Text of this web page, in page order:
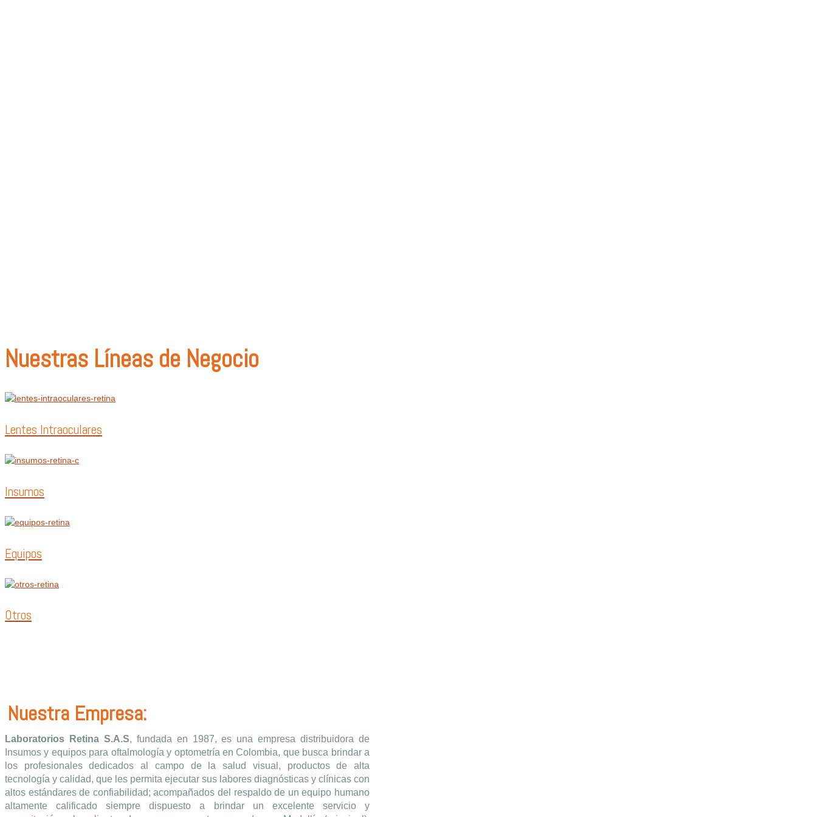
Nuestras Líneas de Negocio
Lentes Intraoculares
Insumos
Equipos
Otros
Nuestra Empresa:
Laboratorios Retina S.A.S, fundada en 1987, es una empresa distribuidora de
Insumos y equipos para oftalmología y optometría en Colombia, que busca brindar a
los profesionales dedicados al campo de la salud visual, productos de alta
tecnología y calidad, que les permita ejecutar sus labores diagnósticas y clínicas con
altos estándares de confiabilidad; acompañados del respaldo de un equipo humano
altamente calificado siempre dispuesto a brindar un excelente servicio y